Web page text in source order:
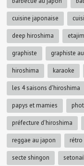
cuisine japonaise
deep hiroshima
graphiste graphiste
hiroshima karaoke
les 4 saisons d'hiroshima
papys et mamies
préfecture d'hiroshima
reggae au japon rétro
secte shingon